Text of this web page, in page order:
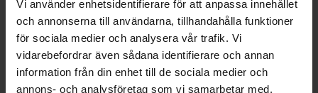
Vi använder enhetsidentifierare för att anpassa innehållet
och annonserna till användarna, tillhandahålla funktioner
för sociala medier och analysera vår trafik. Vi
vidarebefordrar även sådana identifierare och annan
information från din enhet till de sociala medier och
annons- och analysföretag som vi samarbetar med.
BoschFoder och
fastsättningssats
Bosch
Bestickkorg
SMZ5100